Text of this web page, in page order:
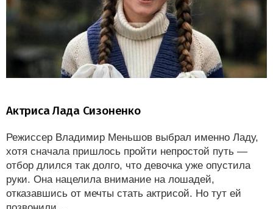
Актриса Лада Сизоненко
Режиссер Владимир Меньшов выбрал именно Ладу,
хотя сначала пришлось пройти непростой путь —
отбор длился так долго, что девочка уже опустила
руки. Она нацелила внимание на лошадей,
отказавшись от мечты стать актрисой. Но тут ей